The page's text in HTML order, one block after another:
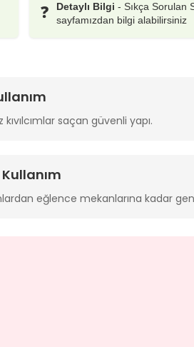
❓ Detaylı Bilgi - Sıkça Sorulan
sayfamızdan bilgi alabilirsiniz
kıvılcımlar saçan güvenli yapı.
eğlence mekanlarına kadar